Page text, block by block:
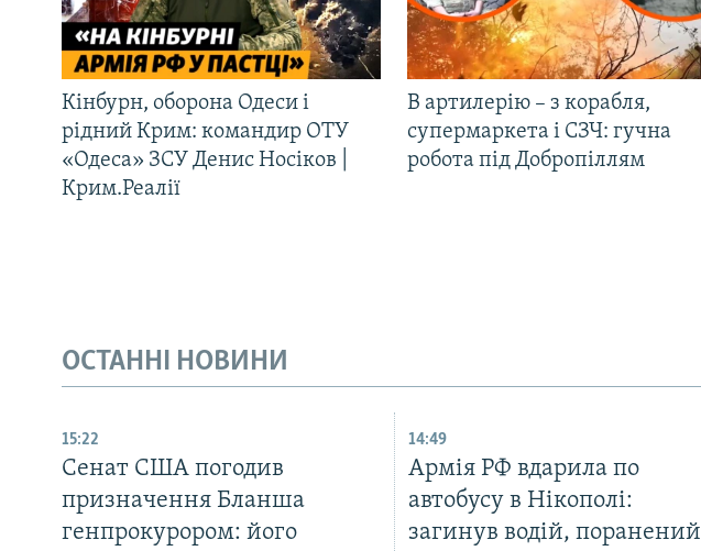
Кінбурн, оборона Одеси і
рідний Крим: командир ОТУ
«Одеса» ЗСУ Денис Носіков |
Крим.Реалії
В артилерію – з корабля,
супермаркета і СЗЧ: гучна
робота під Добропіллям
ОСТАННІ НОВИНИ
15:22
Сенат США погодив
призначення Бланша
генпрокурором: його
14:49
Армія РФ вдарила по
автобусу в Нікополі:
загинув водій, поранений